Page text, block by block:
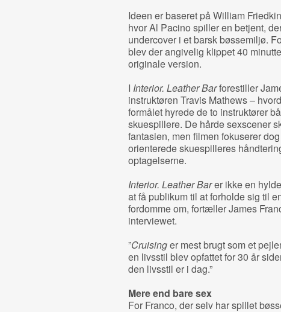
Ideen er baseret på William
hvor Al Pacino spiller en betjent,
undercover i et barsk bøssemiljø.
blev der angivelig klippet 40
originale version.
I Interior. Leather Barforestiller
instruktøren Travis Mathews –
formålet hyrede de to instruktører
skuespillere. De hårde sexscener
fantasien, men filmen fokuserer
orienterede skuespilleres
optagelserne.
Interior. Leather Barer ikke en
at få publikum til at forholde sig til
fordomme om, fortæller James
interviewet.
”Cruisinger mest brugt som et
en livsstil blev opfattet for 30 år
den livsstil er i dag.”
Mere end bare sex
For Franco, der selv har spillet